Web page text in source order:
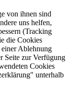
von ihnen sind
uns helfen,
(Tracking
die Cookies
einer Ablehnung
Seite zur Verfügung
Cookies
unterhalb